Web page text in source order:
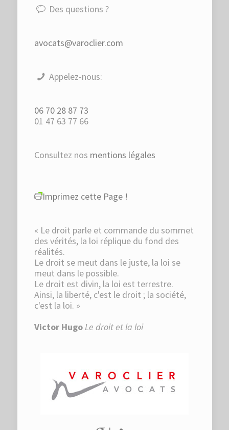
Des questions ?
avocats@varoclier.com
Appelez-nous:
06 70 28 87 73
01 47 63 77 66
Consultez nos mentions légales
Imprimez cette Page !
« Le droit parle et commande du sommet
des vérités, la loi réplique du fond des
réalités.
Le droit se meut dans le juste, la loi se
meut dans le possible.
Le droit est divin, la loi est terrestre.
Ainsi, la liberté, c'est le droit ; la société,
c'est la loi. »
Victor HugoLe droit et la loi